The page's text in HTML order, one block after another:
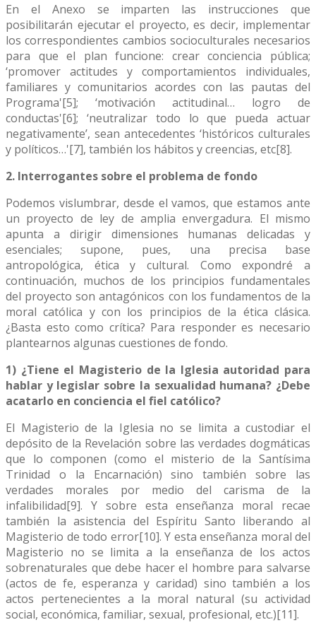
En el Anexo se imparten las instrucciones que
posibilitarán ejecutar el proyecto, es decir, implementar
los correspondientes cambios socioculturales necesarios
para que el plan funcione: crear conciencia pública;
‘promover actitudes y comportamientos individuales,
familiares y comunitarios acordes con las pautas del
Programa'[5]; ‘motivación actitudinal… logro de
conductas'[6]; ‘neutralizar todo lo que pueda actuar
negativamente’, sean antecedentes ‘históricos culturales
y políticos…'[7], también los hábitos y creencias, etc[8].
2. Interrogantes sobre el problema de fondo
Podemos vislumbrar, desde el vamos, que estamos ante
un proyecto de ley de amplia envergadura. El mismo
apunta a dirigir dimensiones humanas delicadas y
esenciales; supone, pues, una precisa base
antropológica, ética y cultural. Como expondré a
continuación, muchos de los principios fundamentales
del proyecto son antagónicos con los fundamentos de la
moral católica y con los principios de la ética clásica.
¿Basta esto como crítica? Para responder es necesario
plantearnos algunas cuestiones de fondo.
1) ¿Tiene el Magisterio de la Iglesia autoridad para
hablar y legislar sobre la sexualidad humana? ¿Debe
acatarlo en conciencia el fiel católico?
El Magisterio de la Iglesia no se limita a custodiar el
depósito de la Revelación sobre las verdades dogmáticas
que lo componen (como el misterio de la Santísima
Trinidad o la Encarnación) sino también sobre las
verdades morales por medio del carisma de la
infalibilidad[9]. Y sobre esta enseñanza moral recae
también la asistencia del Espíritu Santo liberando al
Magisterio de todo error[10]. Y esta enseñanza moral del
Magisterio no se limita a la enseñanza de los actos
sobrenaturales que debe hacer el hombre para salvarse
(actos de fe, esperanza y caridad) sino también a los
actos pertenecientes a la moral natural (su actividad
social, económica, familiar, sexual, profesional, etc.)[11].